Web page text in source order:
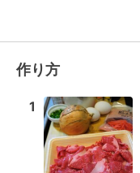
作り方
1